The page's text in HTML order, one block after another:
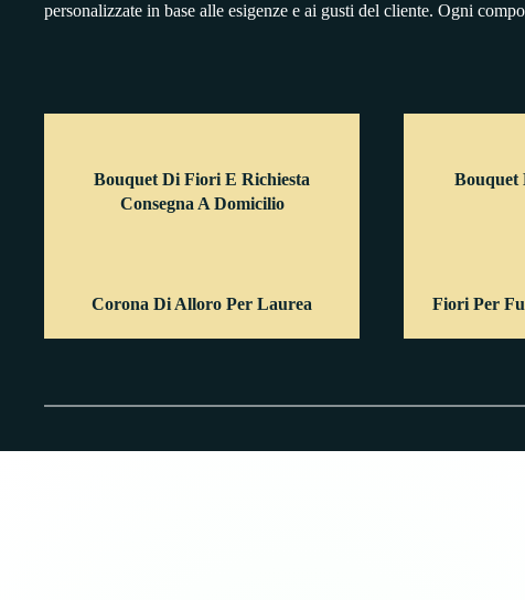
personalizzate in base alle esigenze e ai gusti del cliente. Ogni
Bouquet Di Fiori E Richiesta
Consegna A Domicilio
Bouquet
Corona Di Alloro Per Laurea Fiori Per